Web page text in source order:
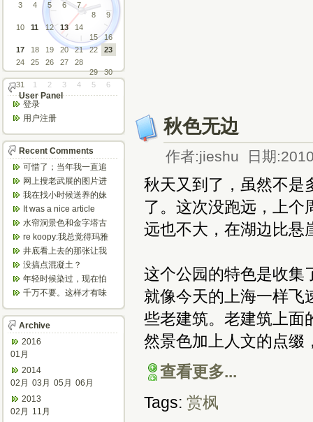
秋色无边
作者:jieshu 日期
秋天又到了，虽然不是
了。这次没跑远，上个
远也不大，在湖边比悬
这个公园的特色是收集
就像今天的上海一样飞
些老建筑。老建筑上面
然景色加上人文的点缀
查看更多...
Tags: 赏枫
3
4 5 6
7
8
9
10
11 12 13
14
15
16
17
18 19 20 21 22
23
24
25 26 27
28
29
30
31
1 2 3 4 5 6
User Panel
登录
用户注册
Recent Comments
可惜了；当年我一直追
着这个，看博主夫妇一
步步在多伦...
网上搜老武展的图片进
来了，一晃是你十年前
的帖子，时...
我在找小时候送养的妹
妹，有人QQ找我说找到
了匹配的...
It was a nice article
and...
水帘洞景色和金字塔古
迹都不错。
re koopy:我总觉得玛雅
人见过外星人。不然哪...
井底看上去的那张让我
想起了蝙蝠侠。。下棋
那张会不会...
没搞点混凝土？
年轻时候染过，现在怕
伤头发不敢染了。不过
千万不要。这样才有味
气场。
Archive
2016
01月
2014
02月 03月 05月 06月
2013
02月
11月